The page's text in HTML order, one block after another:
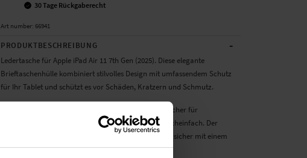
30 Tage Rückgaberecht
Art number: 66941
PRODUKTBESCHREIBUNG -
Ledertasche für Apple iPad Air 11 7th Gen (2025). Diese elegante
Brieftaschenhülle kombiniert stilvolles Design mit umfassendem Schutz
für Ihr Tablet und schützt es vor Schäden, Kratzern und Schmutz.
Im Inneren der Schutzhülle befinden sich mehrere Fächer für
Kreditkarten, Ausweise, Visitenkarten sowie ein Geldscheinfach. Der
Deckel schützt den Bildschirm vor Kratzern und wird sicher mit einem
Magnetverschluss geschlossen.